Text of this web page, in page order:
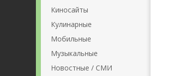
Киносайты
Кулинарные
Мобильные
Музыкальные
Новостные / СМИ